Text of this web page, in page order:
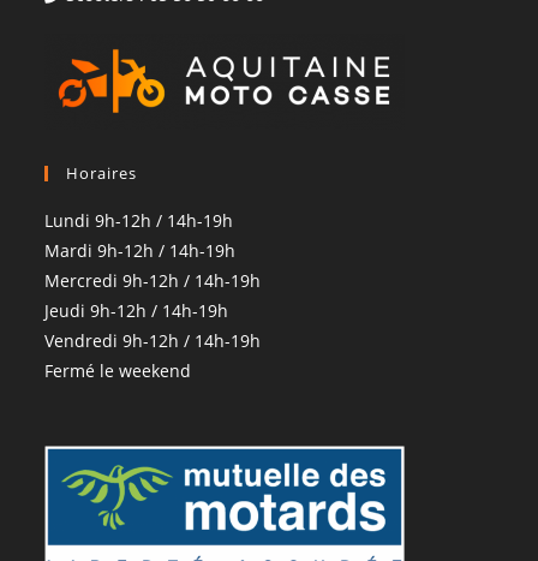
Horaires
Lundi 9h-12h / 14h-19h
Mardi 9h-12h / 14h-19h
Mercredi 9h-12h / 14h-19h
Jeudi 9h-12h / 14h-19h
Vendredi 9h-12h / 14h-19h
Fermé le weekend